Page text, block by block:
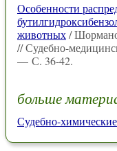
Особенности
животных/
// Судебно-
— С. 36-42.
больше
Судебно-